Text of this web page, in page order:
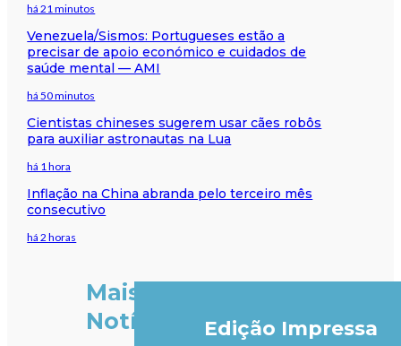
há 21 minutos
Venezuela/Sismos: Portugueses estão a
precisar de apoio económico e cuidados de
saúde mental — AMI
há 50 minutos
Cientistas chineses sugerem usar cães robôs
para auxiliar astronautas na Lua
há 1 hora
Inflação na China abranda pelo terceiro mês
consecutivo
há 2 horas
Mais
Notícias
Edição Impressa